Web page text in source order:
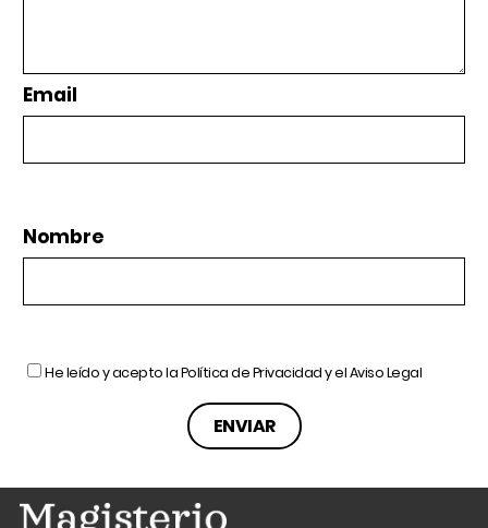
Email
Nombre
He leído y acepto laPolítica de Privacidady elAviso Legal